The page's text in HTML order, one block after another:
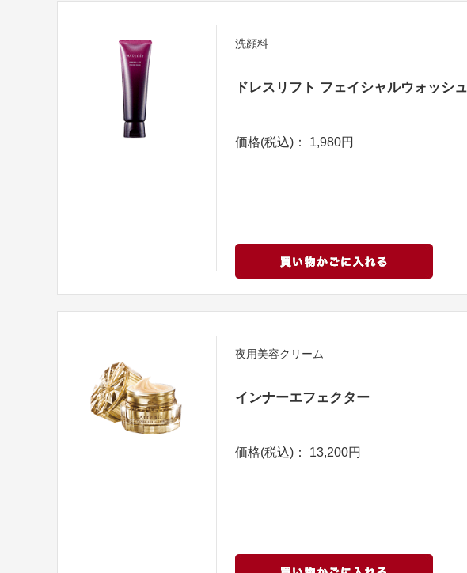
洗顔料
ドレスリフト フェイシャルウォッシュ
価格(税込)： 1,980円
夜用美容クリーム
インナーエフェクター
価格(税込)： 13,200円